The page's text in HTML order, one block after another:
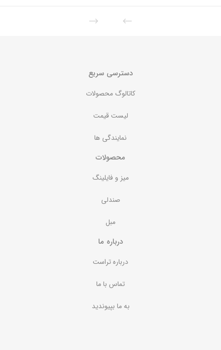
دسترسی سریع
کاتالوگ محصولات
لیست قیمت
نمایندگی ها
محصولات
میز و فایلینگ
صندلی
مبل
درباره ما
درباره تراست
تماس با ما
به ما بپیوندید